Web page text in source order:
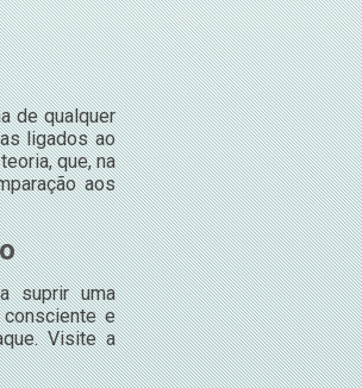
de qualquer
ligados ao
que, na
aos
suprir uma
e
Visite a